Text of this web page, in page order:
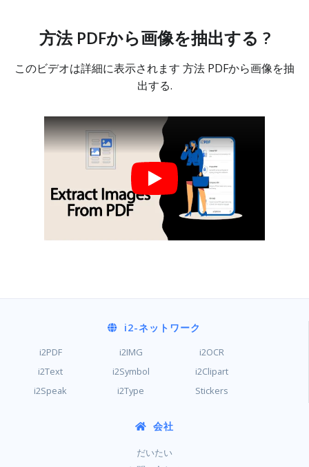
方法 PDFから画像を抽出する ?
このビデオは詳細に表示されます 方法 PDFから画像を抽
出する.
i2-ネットワーク
i2PDF i2IMG
i2OCR
i2Text
i2Symbol
i2Clipart
i2Speak
i2Type Stickers
会社
だいたい